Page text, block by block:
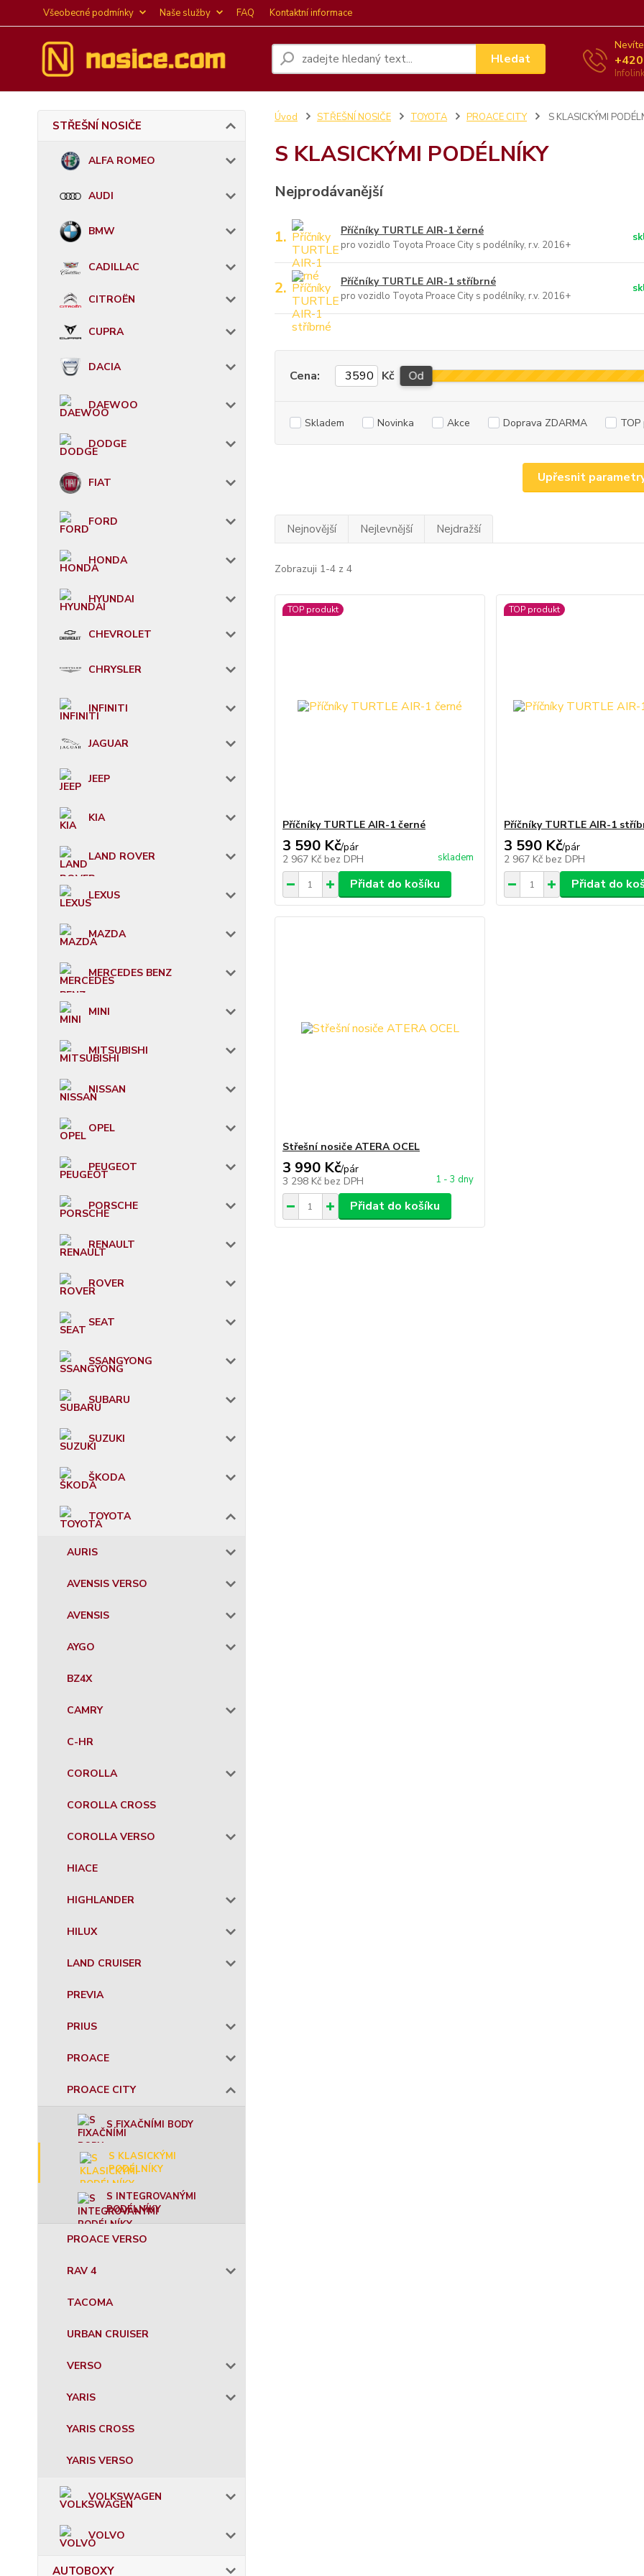
Všeobecné podmínky Naše služby FAQ Kontaktní informace
Hledat
STŘEŠNÍ NOSIČE
ALFA ROMEO
AUDI
BMW
CADILLAC
CITROËN
CUPRA
DACIA
DAEWOO
DODGE
FIAT
FORD
HONDA
HYUNDAI
CHEVROLET
CHRYSLER
INFINITI
JAGUAR
JEEP
KIA
LAND ROVER
LEXUS
MAZDA
MERCEDES BENZ
MINI
MITSUBISHI
NISSAN
OPEL
PEUGEOT
PORSCHE
RENAULT
ROVER
SEAT
SSANGYONG
SUBARU
SUZUKI
ŠKODA
TOYOTA
AURIS
AVENSIS VERSO
AVENSIS
AYGO
BZ4X
CAMRY
C-HR
COROLLA
COROLLA CROSS
COROLLA VERSO
HIACE
HIGHLANDER
HILUX
LAND CRUISER
PREVIA
PRIUS
PROACE
PROACE CITY
S FIXAČNÍMI BODY
S KLASICKÝMI
PODÉLNÍKY
S INTEGROVANÝMI
PODÉLNÍKY
PROACE VERSO
RAV 4
TACOMA
URBAN CRUISER
VERSO
YARIS
YARIS CROSS
YARIS VERSO
VOLKSWAGEN
VOLVO
AUTOBOXY
Úvod STŘEŠNÍ NOSIČE TOYOTA PROACE CITY S KLASICKÝMI
S KLASICKÝMI PODÉLNÍKY
Nejprodávanější
1. Příčníky TURTLE AIR-1 černé
pro vozidlo Toyota Proace City s podélníky, r.v. 2016+
2. Příčníky TURTLE AIR-1 stříbrné
pro vozidlo Toyota Proace City s podélníky, r.v. 2016+
Upřesnit
Cena: Kč Od
Skladem Novinka Akce Doprava ZDARMA
Nejnovější Nejlevnější Nejdražší
Zobrazuji 1-4 z 4
TOP produkt
Příčníky TURTLE AIR-1 černé
3 590 Kč/pár
2 967 Kč bez DPH skladem
Přidat do košíku
TOP produkt
Příčníky TURTLE AIR-1
3 590 Kč/pár
2 967 Kč bez DPH
Přidat do
Střešní nosiče ATERA OCEL
3 990 Kč/pár
3 298 Kč bez DPH 1 - 3 dny
Přidat do košíku